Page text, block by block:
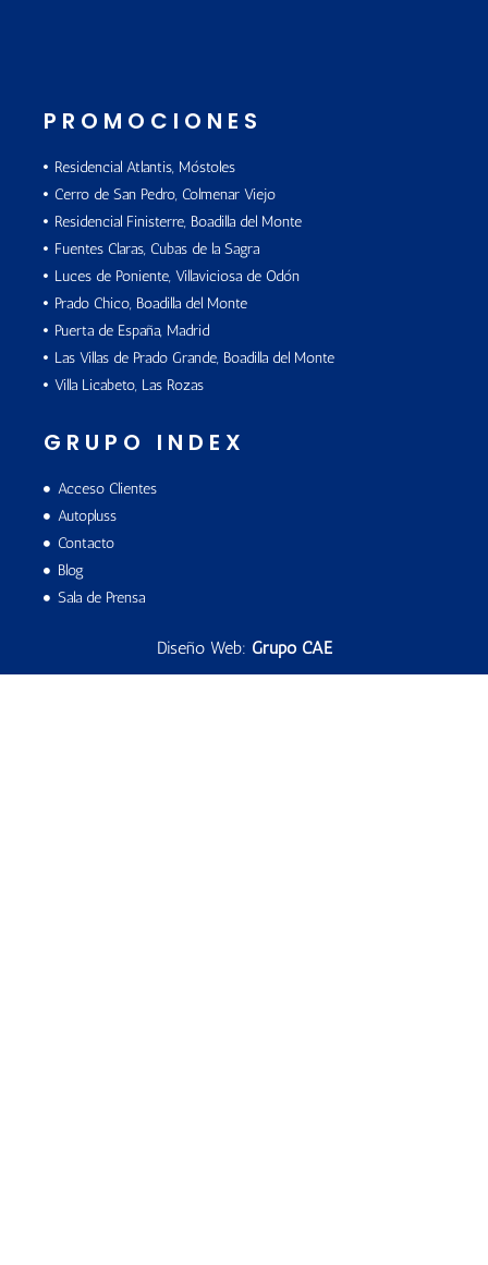
PROMOCIONES
Residencial Atlantis, Móstoles
Cerro de San Pedro, Colmenar Viejo
Residencial Finisterre, Boadilla del Monte
Fuentes Claras, Cubas de la Sagra
Luces de Poniente, Villaviciosa de Odón
Prado Chico, Boadilla del Monte
Puerta de España, Madrid
Las Villas de Prado Grande, Boadilla del Monte
Villa Licabeto, Las Rozas
GRUPO INDEX
Acceso Clientes
Autopluss
Contacto
Blog
Sala de Prensa
Diseño Web: Grupo CAE